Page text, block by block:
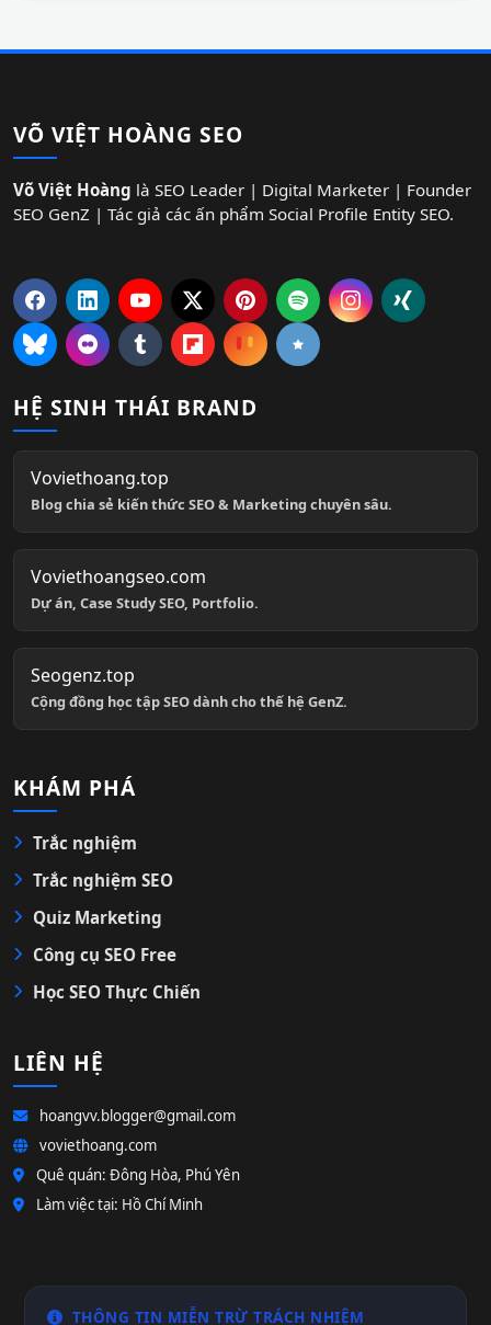
VÕ VIỆT HOÀNG SEO
Võ Việt Hoàng là SEO Leader | Digital Marketer | Founder
SEO GenZ | Tác giả các ấn phẩm Social Profile Entity SEO.
HỆ SINH THÁI BRAND
Voviethoang.top
Blog chia sẻ kiến thức SEO & Marketing chuyên sâu.
Voviethoangseo.com
Dự án, Case Study SEO, Portfolio.
Seogenz.top
Cộng đồng học tập SEO dành cho thế hệ GenZ.
KHÁM PHÁ
Trắc nghiệm
Trắc nghiệm SEO
Quiz Marketing
Công cụ SEO Free
Học SEO Thực Chiến
LIÊN HỆ
hoangvv.blogger@gmail.com
voviethoang.com
Quê quán: Đông Hòa, Phú Yên
Làm việc tại: Hồ Chí Minh
THÔNG TIN MIỄN TRỪ TRÁCH NHIỆM